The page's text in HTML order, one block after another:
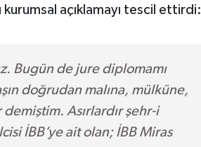
açıklamayı tescil ettirdi:
Bugün de jure diplomamı
doğrudan malına, mülküne,
Asırlardır şehr-i
İBB’ye ait olan; İBB Miras